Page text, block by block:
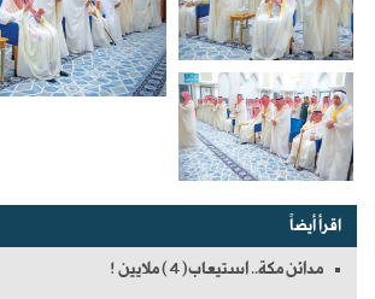
اقرأ أيضاً
مدائن مكة.. استيعاب(4) ملايين !